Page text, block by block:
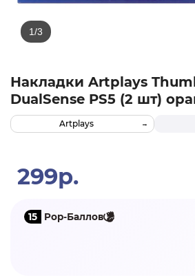
Накладки Artplays
DualSense PS5 (2 шт)
Artplays
299р.
15 Pop-Баллов